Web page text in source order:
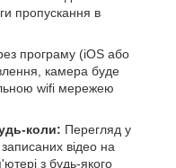
пропускання в
програму (iOS або
камера буде
wifi мережею
коли: Перегляд у
відео на
з будь-якого